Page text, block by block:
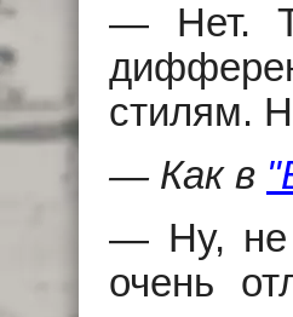
— Hет.
стилям.
— Как в
— Hу, не
очень